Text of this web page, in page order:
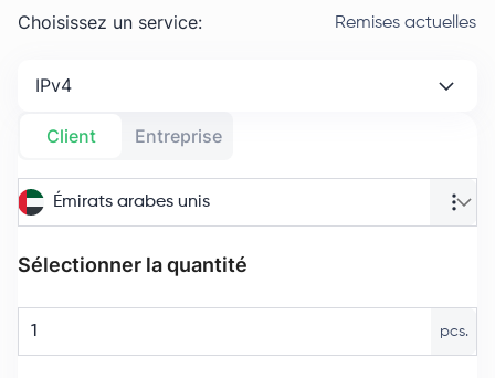
Choisissez un service: Remises actuelles
IPv4
Client Entreprise
Émirats arabes unis
Sélectionner la quantité
pcs.